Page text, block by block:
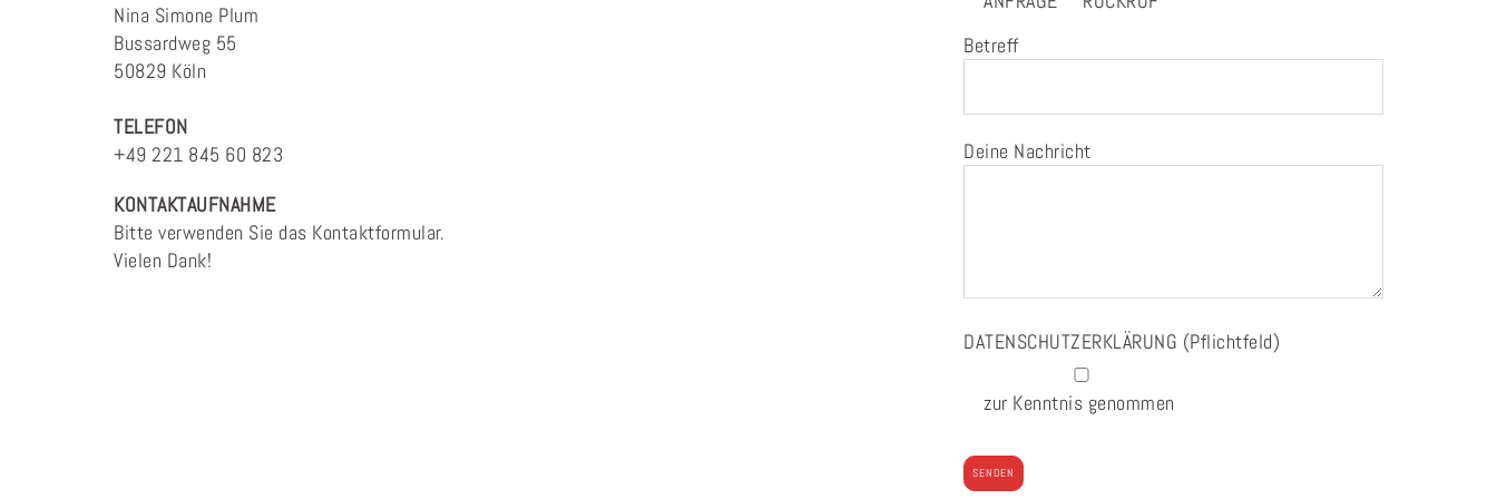
Nina Simone Plum
Bussardweg 55
50829 Köln
TELEFON
+49 221 845 60 823
KONTAKTAUFNAHME
Bitte verwenden Sie das Kontaktformular.
Vielen Dank!
Betreff
Deine Nachricht
DATENSCHUTZERKLÄRUNG (Pflichtfeld)
zur Kenntnis genommen